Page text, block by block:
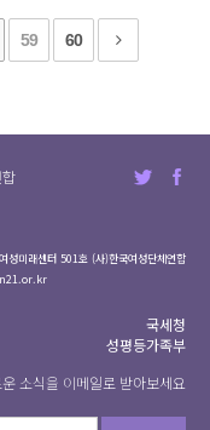
59 60
미래센터 501호 (사)한국여성단체연합
국세청
성평등가족부
소식을 이메일로 받아보세요